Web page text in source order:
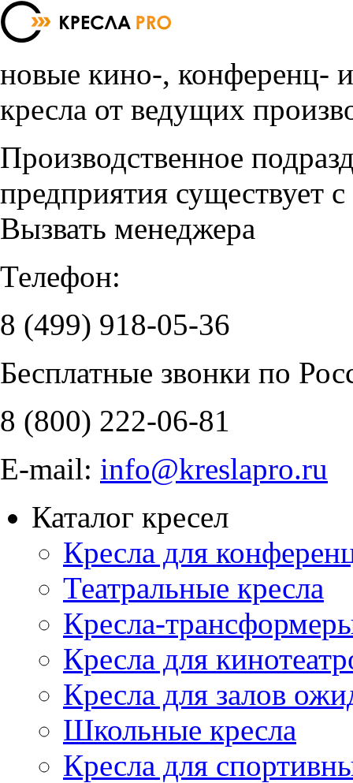
новые кино-, конференц-
кресла от ведущих
Производственное
предприятия существует
Вызвать менеджера
Телефон:
8 (499) 918-05-36
Бесплатные звонки по
8 (800) 222-06-81
E-mail: info@kreslapro.ru
Каталог кресел
Кресла для
Театральные кресла
Кресла-
Кресла для
Кресла для залов
Школьные кресла
Кресла для